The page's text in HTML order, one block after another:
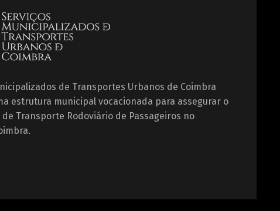
de Transportes Urbanos de Coimbra
estrutura municipal vocacionada para assegurar o
de Transporte Rodoviário de Passageiros no